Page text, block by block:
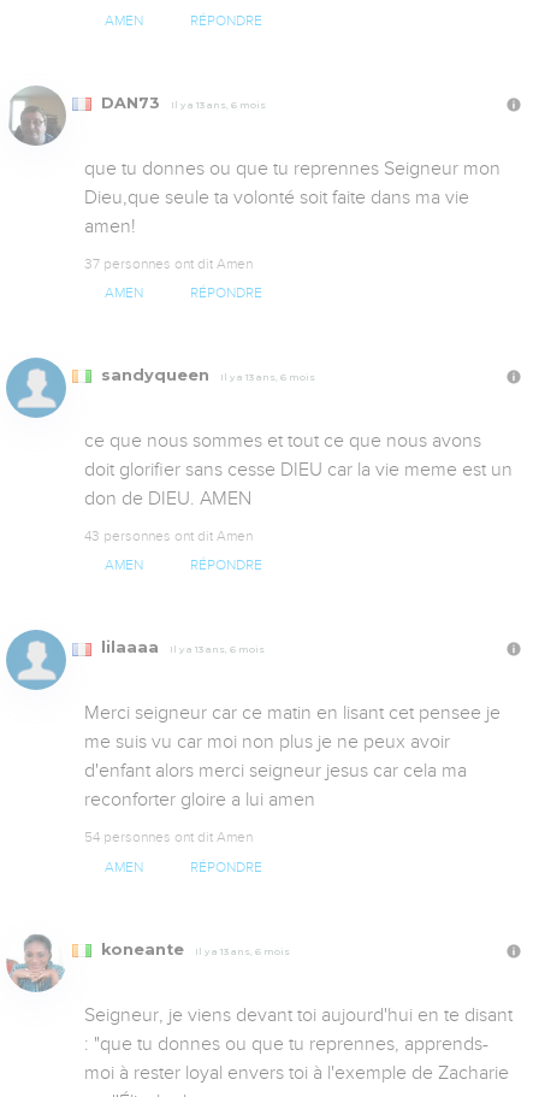
AMEN RÉPONDRE
DAN73 Il y a 13 ans, 6 mois
que tu donnes ou que tu reprennes Seigneur mon
Dieu,que seule ta volonté soit faite dans ma vie
amen!
37 personnes ont dit Amen
AMEN RÉPONDRE
sandyqueen Il y a 13 ans, 6 mois
ce que nous sommes et tout ce que nous avons
doit glorifier sans cesse DIEU car la vie meme est un
don de DIEU. AMEN
43 personnes ont dit Amen
AMEN RÉPONDRE
lilaaaa Il y a 13 ans, 6 mois
Merci seigneur car ce matin en lisant cet pensee je
me suis vu car moi non plus je ne peux avoir
d'enfant alors merci seigneur jesus car cela ma
reconforter gloire a lui amen
54 personnes ont dit Amen
AMEN RÉPONDRE
koneante Il y a 13 ans, 6 mois
Seigneur, je viens devant toi aujourd'hui en te disant
: "que tu donnes ou que tu reprennes, apprends-
moi à rester loyal envers toi à l'exemple de Zacharie